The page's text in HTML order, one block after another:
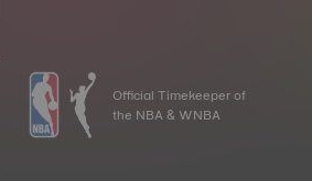
Official Timekeeper of
the NBA & WNBA